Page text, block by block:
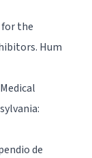
for the
Hum
de